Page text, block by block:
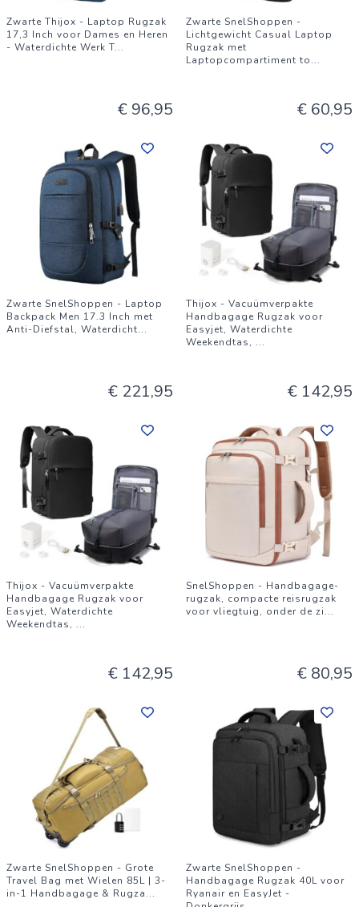
Zwarte Thijox - Laptop Rugzak
17,3 Inch voor Dames en Heren
- Waterdichte Werk T...
€ 96,95
Zwarte SnelShoppen -
Lichtgewicht Casual Laptop
Rugzak met
Laptopcompartiment to...
€ 60,95
Zwarte SnelShoppen - Laptop
Backpack Men 17.3 Inch met
Anti-Diefstal, Waterdicht...
€ 221,95
Thijox - Vacuümverpakte
Handbagage Rugzak voor
Easyjet, Waterdichte
Weekendtas, ...
€ 142,95
Thijox - Vacuümverpakte
Handbagage Rugzak voor
Easyjet, Waterdichte
Weekendtas, ...
€ 142,95
SnelShoppen - Handbagage-
rugzak, compacte reisrugzak
voor vliegtuig, onder de zi...
€ 80,95
Zwarte SnelShoppen - Grote
Travel Bag met Wielen 85L | 3-
in-1 Handbagage & Rugza...
Zwarte SnelShoppen -
Handbagage Rugzak 40L voor
Ryanair en EasyJet -